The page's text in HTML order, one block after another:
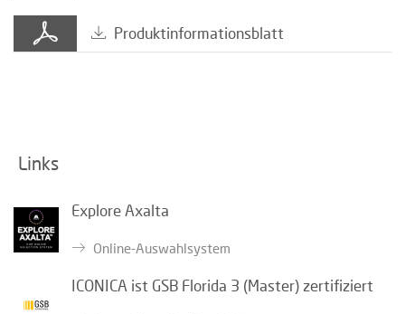
Produktinformationsblatt
Links
Explore Axalta
Online-Auswahlsystem
ICONICA ist GSB Florida 3 (Master) zertifiziert